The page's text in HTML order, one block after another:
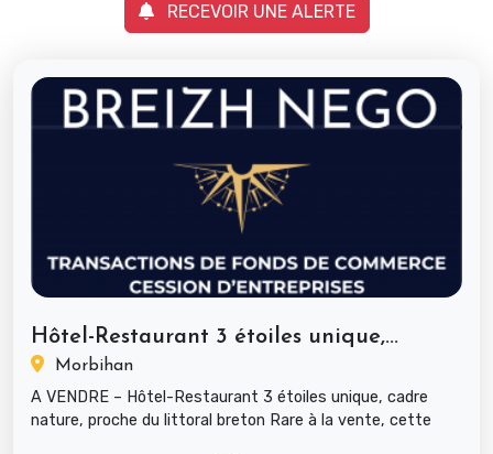
RECEVOIR UNE ALERTE
Hôtel-Restaurant 3 étoiles unique,...
Morbihan
A VENDRE – Hôtel-Restaurant 3 étoiles unique, cadre
nature, proche du littoral breton Rare à la vente, cette